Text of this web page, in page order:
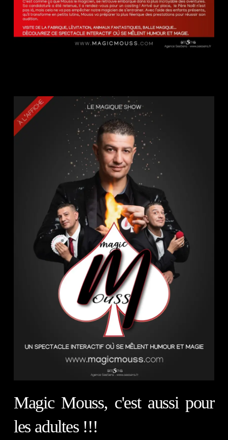
Magic Mouss, c'est aussi pour
les adultes !!!